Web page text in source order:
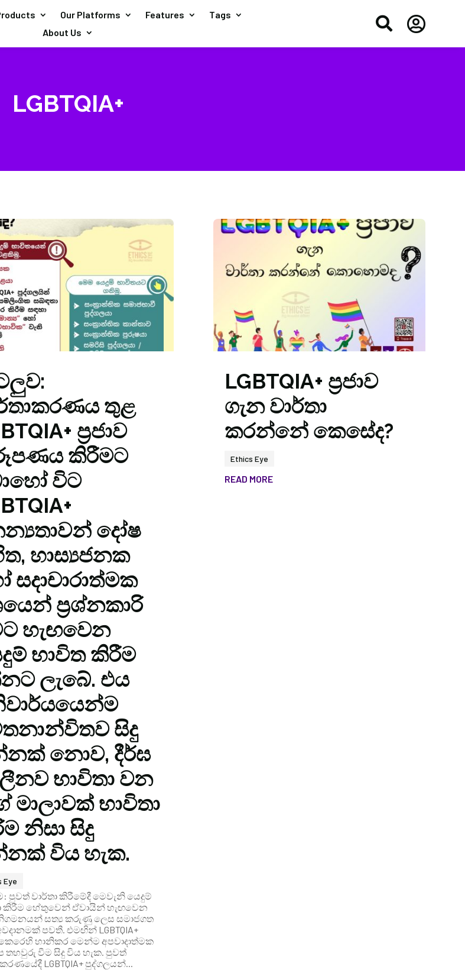
Our Platforms Features
Tags
About Us
 
LGBTQIA+
තුළ
ප්‍රජාව
කිරීමට
විට
දෝෂ
හාස්‍යජනක
සදාචාරාත්මක
ප්‍රශ්නකාරි
හැඟවෙන
භාවිත කිරීම
ලැබේ. එය
සිදු
නොව, දීර්ඝ
භාවිතා වන
මාලාවක් භාවිතා
නිසා සිදු
විය හැක.
Eye
පුවත් වාර්තා කිරීමේදී මෙවැනි යෙදුම්
කිරීම හේතුවෙන් ඒවායින් හැඟවෙන
නිගමනයන් සත්‍ය කරුණු ලෙස සමාජගත
පවතී. එමඟින් LGBTQIA+
කෙරෙහි හානිකර මෙන්ම අපවාදාත්මක
තහවුරු වීම සිදු විය හැක. පුවත්
LGBTQIA+ පුද්ගලයන්...
LGBTQIA+ ප්‍රජාව
ගැන වාර්තා
කරන්නේ කෙසේද?
Ethics Eye
READ MORE